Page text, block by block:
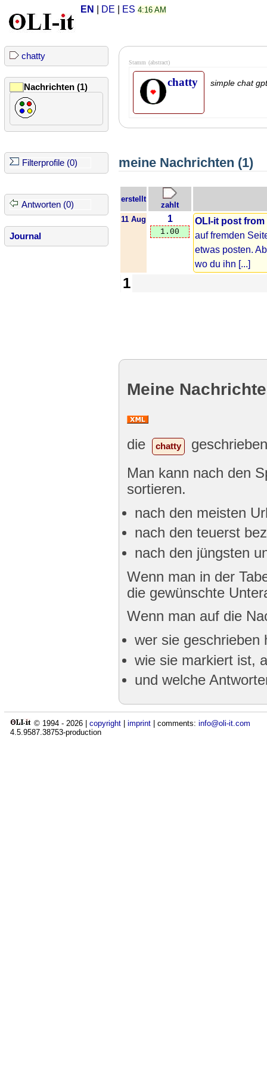
EN DE ES 4:16 AM
chatty
Nachrichten (1)
Filterprofile (0)
Antworten (0)
Journal
Stamm (abstract)
chatty simple chat
meine Nachrichten (1)
erstellt
zahlt
11 Aug
1
1.00
OLI-it post
auf fremden
etwas posten.
wo du ihn [...]
1
Meine
die chatty
Man kann nach den
sortieren.
nach den meisten
nach den teuerst
nach den jüngsten
Wenn man in der
die gewünschte
Wenn man auf die
wer sie geschrieben
wie sie markiert ist,
und welche
© 1994 - 2026 copyright imprint | comments: info@oli-it.com
4.5.9587.38753-production